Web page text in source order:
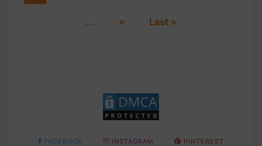
... » Last »
FACEBOOK INSTAGRAM
PINTEREST